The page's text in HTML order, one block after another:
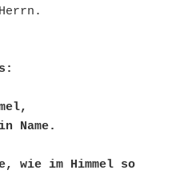
Name.
wie im Himmel so